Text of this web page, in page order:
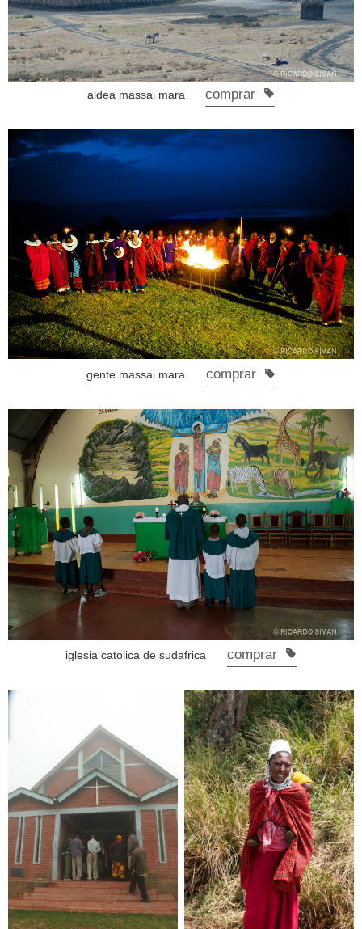
aldea massai mara comprar
gente massai mara comprar
iglesia catolica de sudafrica comprar